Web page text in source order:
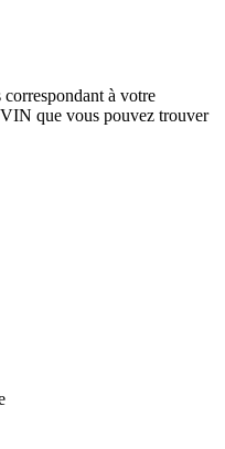
à votre
VIN que vous pouvez trouver